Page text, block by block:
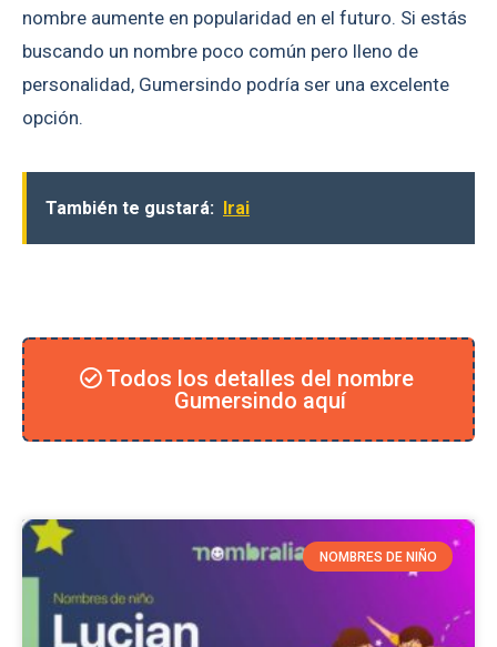
nombre aumente en popularidad en el futuro. Si estás
buscando un nombre poco común pero lleno de
personalidad, Gumersindo podría ser una excelente
opción.
También te gustará: Irai
Todos los detalles del nombre
Gumersindo aquí
NOMBRES DE NIÑO